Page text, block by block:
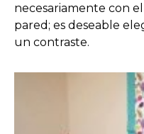
necesariamente con
pared; es deseable
un contraste.